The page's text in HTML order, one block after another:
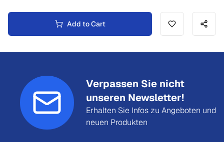
Add to Cart
Verpassen Sie nicht
unseren Newsletter!
Erhalten Sie Infos zu Angeboten und
neuen Produkten